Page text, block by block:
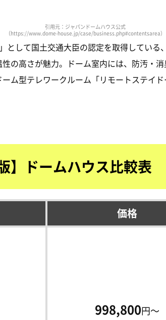
引用元：ジャパンドームハウス公式
（https://www.dome-house.jp/case/business.php#contentsarea）
として国土交通大臣の認定を取得してい
の高さが魅力。ドーム室内には、防汚・
ム型テレワークルーム「リモートステイ
】ドームハウス比較表
価格
998,800円～